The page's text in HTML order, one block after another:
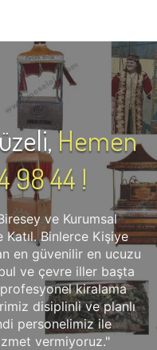
Hemen
98 44 !
ve Kurumsal
Katıl. Binlerce Kişiye
en güvenilir en ucuzu
ve çevre iller başta
kiralama
disiplinli ve planlı
personelimiz ile
vermiyoruz."